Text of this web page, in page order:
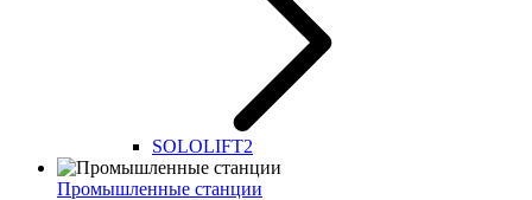
SOLOLIFT2
Промышленные станции